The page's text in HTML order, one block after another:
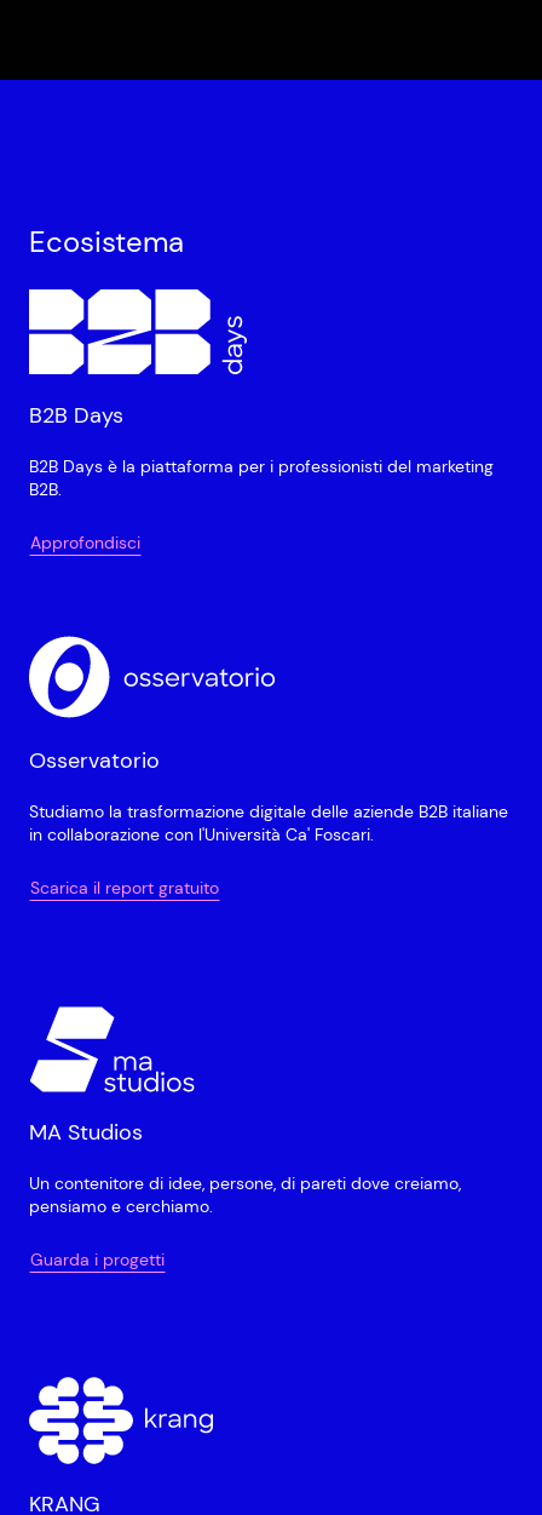
Ecosistema
B2B Days
B2B Days è la piattaforma per i professionisti del marketing
B2B.
Approfondisci
Osservatorio
Studiamo la trasformazione digitale delle aziende B2B italiane
in collaborazione con l'Università Ca' Foscari.
Scarica il report gratuito
MA Studios
Un contenitore di idee, persone, di pareti dove creiamo,
pensiamo e cerchiamo.
Guarda i progetti
KRANG